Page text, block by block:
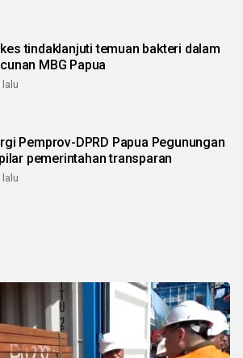
tindaklanjuti temuan bakteri dalam
MBG Papua
lalu
Pemprov-DPRD Papua Pegunungan
pemerintahan transparan
lalu